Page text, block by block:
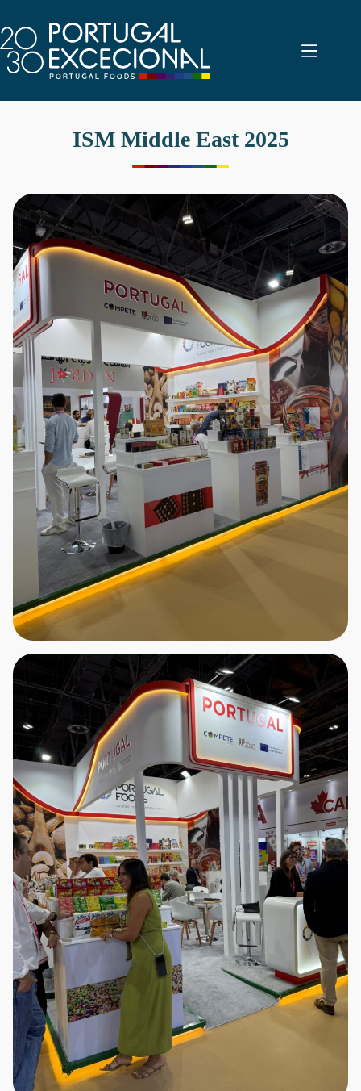
o
conteúdo
ISM Middle East 2025